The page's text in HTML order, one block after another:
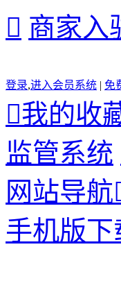
 商家入
登录,进入会员系统 | 免
我的收
监管系统
网站导航
手机版下